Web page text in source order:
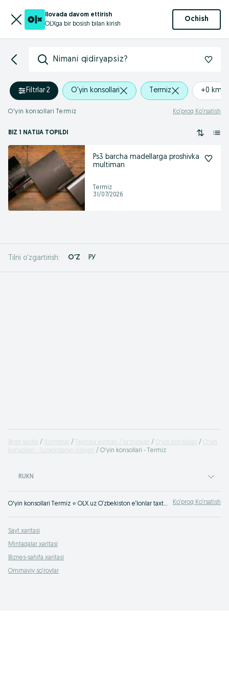
Ilovada davom ettirish
OLXga bir bosish bilan kirish
Ochish
Nimani qidiryapsiz?
Filtrlar·2 O'yin konsollari Termiz +0 km
O'yin konsollari Termiz Ko‘proq Ko‘rsatish
BIZ 1 NATIJA TOPILDI
Ps3 barcha madellarga proshivka
multiman
Termiz
31/07/2026
Tilni o'zgartirish: O'Z РУ
Bosh sahifa Xizmatlar Texnika xizmati / ta'mirlash O'yin konsollari
O'yin
konsollari - Surxondaryo viloyati
O'yin konsollari - Termiz
RUKN
O'yin konsollari Termiz ⭐ OLX.uz O‘zbekiston e‘lonlar taxtasida tez va oson xizmatni topish yoki ko‘rsatish mumkin ✔️ Eng yaxshi xizmatni OLX.uzda toping! Ko‘proq Ko‘rsatish
Sayt xaritasi
Mintaqalar xaritasi
Biznes-sahifa xaritasi
Ommaviy so‘rovlar